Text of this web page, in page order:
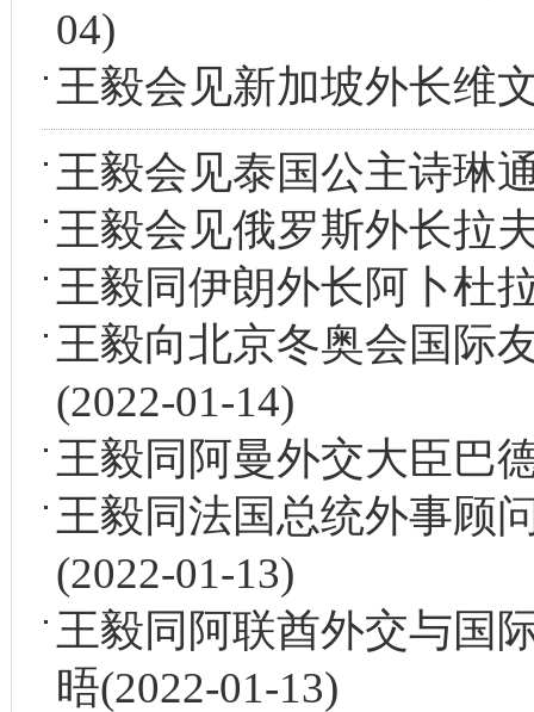
04)
王毅会见新加坡外长维
王毅会见泰国公主诗琳
王毅会见俄罗斯外长拉
王毅同伊朗外长阿卜杜
王毅向北京冬奥会国际
(2022-01-14)
王毅同阿曼外交大臣巴
王毅同法国总统外事顾
(2022-01-13)
王毅同阿联酋外交与国
晤(2022-01-13)